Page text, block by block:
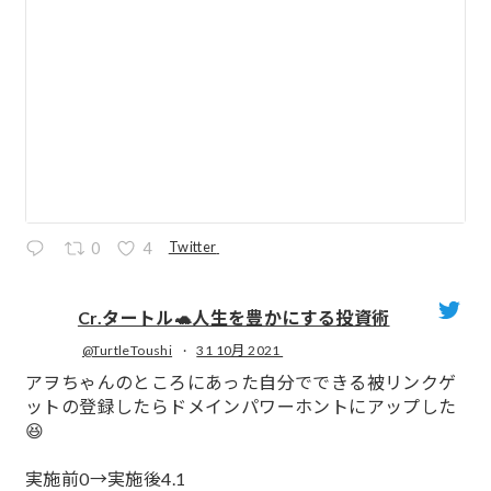
0 4 Twitter
Cr.タートル🐢人生を豊かにする投資術
@TurtleToushi · 31 10月 2021
アヲちゃんのところにあった自分でできる被リンクゲ
ットの登録したらドメインパワーホントにアップした
😆
実施前0→実施後4.1